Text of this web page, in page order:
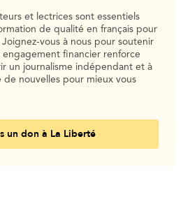
et lectrices sont essentiels
de qualité en français pour
vous à nous pour soutenir
engagement financier renforce
un journalisme indépendant et à
de nouvelles pour mieux vous
un don à La Liberté